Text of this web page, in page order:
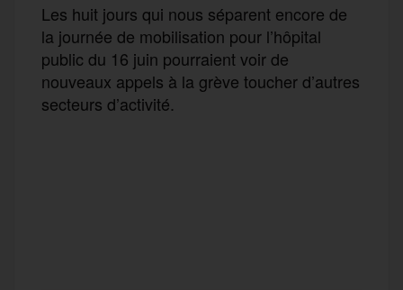
Les huit jours qui nous séparent encore de
la journée de mobilisation pour l’hôpital
public du 16 juin pourraient voir de
nouveaux appels à la grève toucher d’autres
secteurs d’activité.